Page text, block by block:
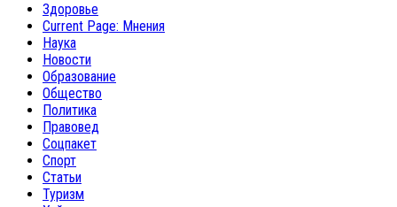
Здоровье
Current Page: Мнения
Наука
Новости
Образование
Общество
Политика
Правовед
Соцпакет
Спорт
Статьи
Туризм